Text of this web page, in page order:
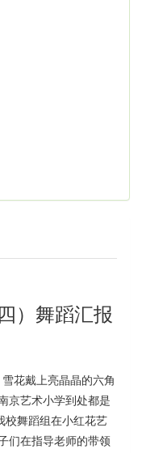
）舞蹈汇报
花戴上亮晶晶的六角
京艺术小学到处都是
校舞蹈组在小红花艺
们在指导老师的带领